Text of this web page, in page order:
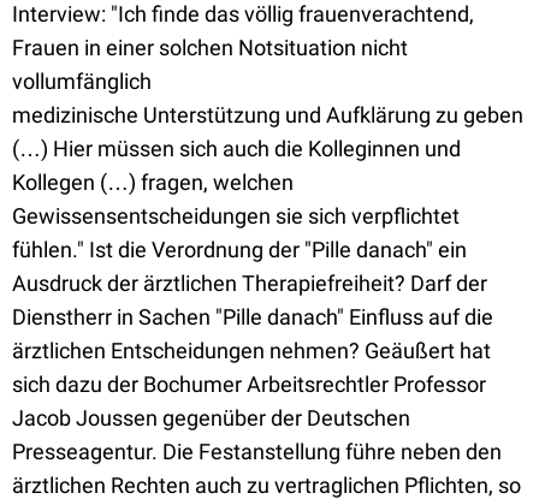
Interview: "Ich finde das völlig frauenverachtend,
Frauen in einer solchen Notsituation nicht
vollumfänglich
medizinische Unterstützung und Aufklärung zu geben
(…) Hier müssen sich auch die Kolleginnen und
Kollegen (…) fragen, welchen
Gewissensentscheidungen sie sich verpflichtet
fühlen." Ist die Verordnung der "Pille danach" ein
Ausdruck der ärztlichen Therapiefreiheit? Darf der
Dienstherr in Sachen "Pille danach" Einfluss auf die
ärztlichen Entscheidungen nehmen? Geäußert hat
sich dazu der Bochumer Arbeitsrechtler Professor
Jacob Joussen gegenüber der Deutschen
Presseagentur. Die Festanstellung führe neben den
ärztlichen Rechten auch zu vertraglichen Pflichten, so